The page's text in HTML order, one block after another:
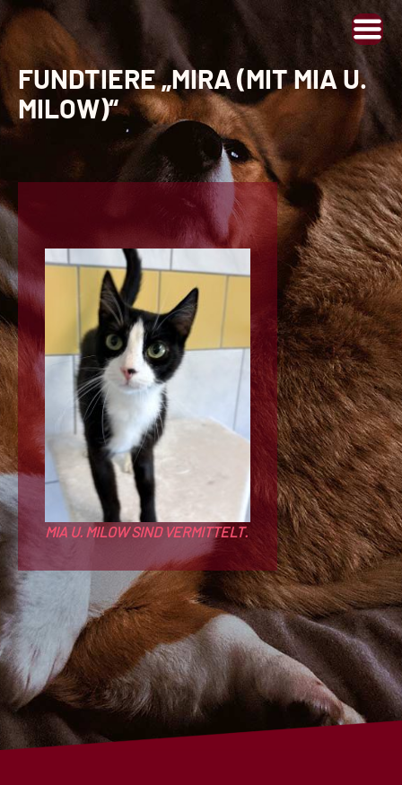
FUNDTIERE „MIRA (MIT MIA U.
MILOW)“
MIA U. MILOW SIND VERMITTELT.